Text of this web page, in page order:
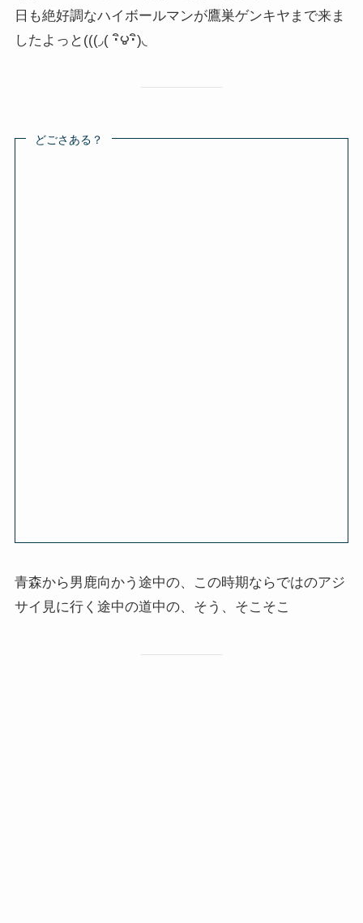
日も絶好調なハイボールマンが鷹巣ゲンキヤまで来ま
したよっと(((◞( ･ิ౪･ิ)◟
どごさある？
青森から男鹿向かう途中の、この時期ならではのアジ
サイ見に行く途中の道中の、そう、そこそこ